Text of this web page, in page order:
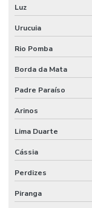
Luz
Urucuia
Rio Pomba
Borda da Mata
Padre Paraíso
Arinos
Lima Duarte
Cássia
Perdizes
Piranga